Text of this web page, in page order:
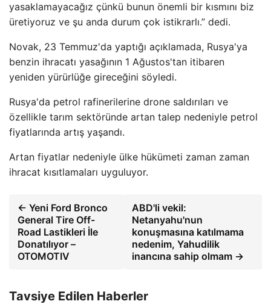
yasaklamayacağız çünkü bunun önemli bir kısmını biz
üretiyoruz ve şu anda durum çok istikrarlı.” dedi.
Novak, 23 Temmuz'da yaptığı açıklamada, Rusya'ya
benzin ihracatı yasağının 1 Ağustos'tan itibaren
yeniden yürürlüğe gireceğini söyledi.
Rusya'da petrol rafinerilerine drone saldırıları ve
özellikle tarım sektöründe artan talep nedeniyle petrol
fiyatlarında artış yaşandı.
Artan fiyatlar nedeniyle ülke hükümeti zaman zaman
ihracat kısıtlamaları uyguluyor.
← Yeni Ford Bronco
General Tire Off-
Road Lastikleri İle
Donatılıyor –
OTOMOTIV
ABD'li vekil:
Netanyahu'nun
konuşmasına katılmama
nedenim, Yahudilik
inancına sahip olmam →
Tavsiye Edilen Haberler